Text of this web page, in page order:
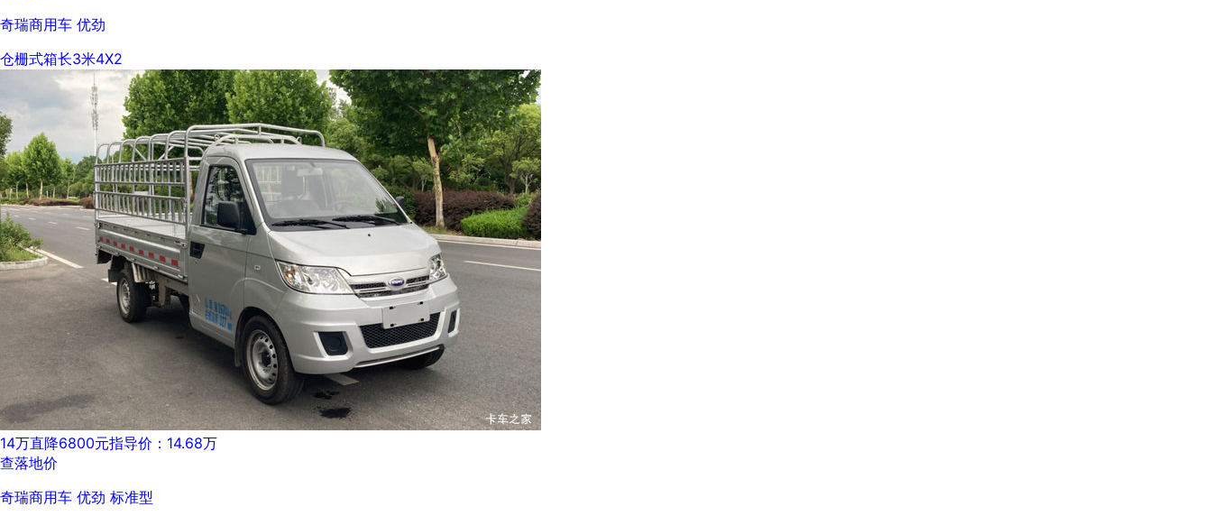
奇瑞商用车 优劲
仓栅式箱长3米4X2
14万直降6800元指导价：14.68万
查落地价
奇瑞商用车 优劲 标准型